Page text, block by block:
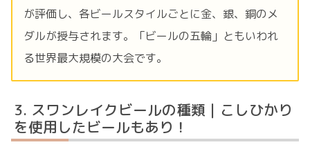
が評価し、各ビールスタイルごとに金、銀、銅のメ
ダルが授与されます。「ビールの五輪」ともいわれ
る世界最大規模の大会です。
スワンレイクビールの種類｜こしひかり
を使用したビールもあり！